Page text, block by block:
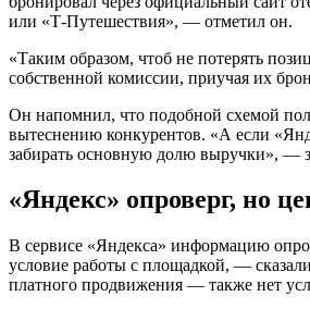
или «Т-Путешествия», — отметил он.
«Таким образом, чтоб не потерять
собственной комиссии, приучая их
Он напомнил, что подобной схемой
вытеснению конкурентов. «А если
забирать основную долю выручки», —
«Яндекс» опроверг, но
В сервисе «Яндекса» информацию
условие работы с площадкой, —
платного продвижения — также нет